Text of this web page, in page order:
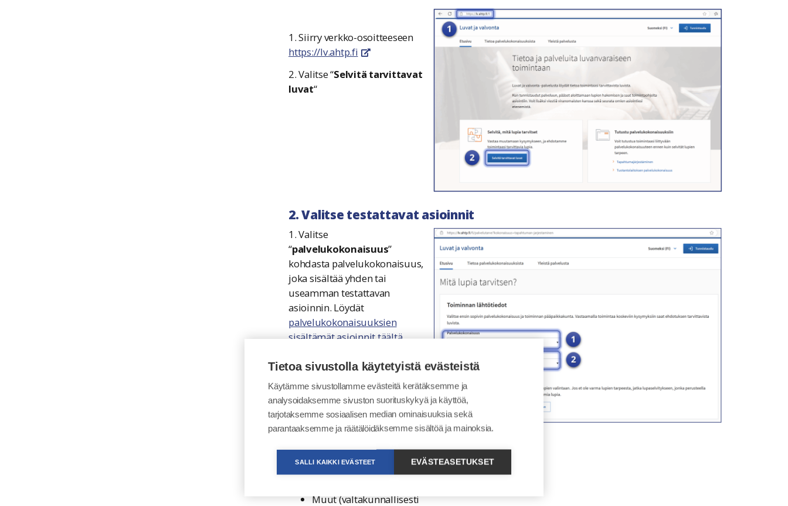
1. Siirry verkko-osoitteeseen
https://lv.ahtp.fi
linkki avautuu uuteen ikkunaan
2. Valitse “Selvitä tarvittavat
luvat“
2. Valitse testattavat asioinnit
1. Valitse
“palvelukokonaisuus”
kohdasta palvelukokonaisuus,
joka sisältää yhden tai
useamman testattavan
asioinnin. Löydät
palvelukokonaisuuksien
sisältämät asioinnit täältä.
2. Valitse toiminnan
pääasiallinen paikkakunta.
Valinta tehdään seuraavasti:
Kuntaviranomaiset: valitse
se kunta-alue, jonka
Hyvinvointialueet: valitse
Muut (valtakunnallisesti
Tietoa sivustolla käytetyistä evästeistä
Käytämme sivustollamme evästeitä kerätäksemme ja
analysoidaksemme sivuston suorituskykyä ja käyttöä,
tarjotaksemme sosiaalisen median ominaisuuksia sekä
parantaaksemme ja räätälöidäksemme sisältöä ja mainoksia.
SALLI KAIKKI EVÄSTEET EVÄSTEASETUKSET